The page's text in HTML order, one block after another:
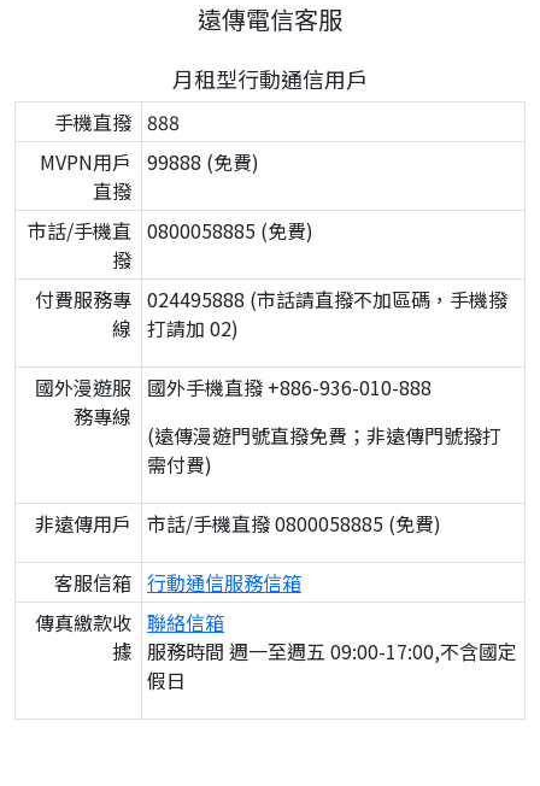
遠傳電信客服
月租型行動通信用戶
手機直撥 888
MVPN用戶
直撥
99888 (免費)
市話/手機直
撥
0800058885 (免費)
付費服務專
線
024495888 (市話請直撥不加區碼，手機撥
打請加 02)
國外漫遊服
務專線
國外手機直撥 +886-936-010-888
(遠傳漫遊門號直撥免費；非遠傳門號撥打
需付費)
非遠傳用戶 市話/手機直撥 0800058885 (免費)
客服信箱 行動通信服務信箱
傳真繳款收
據
聯絡信箱
服務時間 週一至週五 09:00-17:00,不含國定
假日